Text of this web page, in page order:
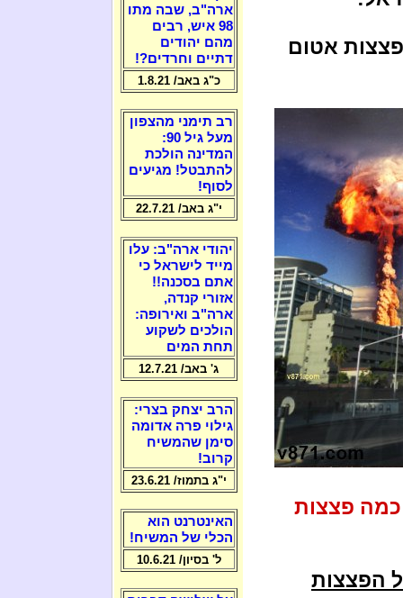
אטום
כמה פצצות
הפצצות
ארה"ב, שבה מתו
98 איש, רבים
מהם יהודים
דתיים וחרדים?!
כ"ג באב/ 1.8.21
רב תימני מהצפון
מעל גיל 90:
המדינה הולכת
להתבטל! מגיעים
לסוף!
י"ג באב/ 22.7.21
יהודי ארה"ב: עלו
מייד לישראל כי
אתם בסכנה!!
אזורי קנדה,
ארה"ב ואירופה:
הולכים לשקוע
תחת המים
ג' באב/ 12.7.21
הרב יצחק בצרי:
גילוי פרה אדומה
סימן שהמשיח
קרוב!
י"ג בתמוז/ 23.6.21
האינטרנט הוא
הכלי של המשיח!
ל' בסיון/ 10.6.21